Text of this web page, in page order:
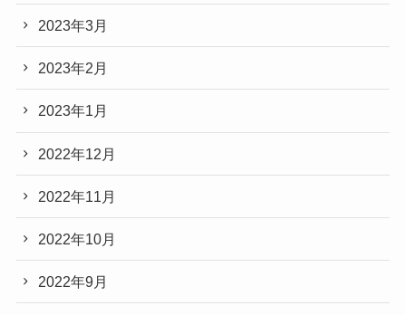
2023年3月
2023年2月
2023年1月
2022年12月
2022年11月
2022年10月
2022年9月